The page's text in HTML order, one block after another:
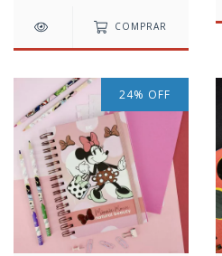
COMPRAR
24% OFF